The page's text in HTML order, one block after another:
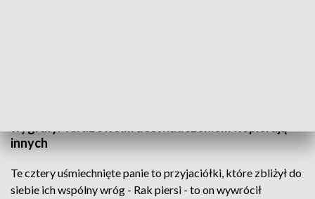
innych
Te cztery uśmiechnięte panie to przyjaciółki, które zbliżył do
siebie ich wspólny wróg - Rak piersi - to on wywrócił